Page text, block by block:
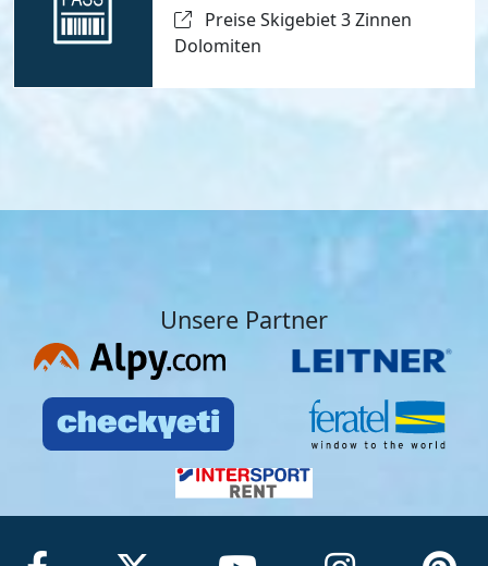
Preise Skigebiet 3 Zinnen
Dolomiten
Unsere Partner